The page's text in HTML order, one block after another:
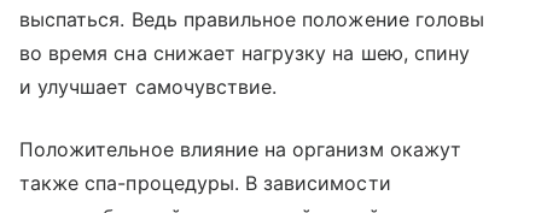
выспаться. Ведь правильное положение головы
во время сна снижает нагрузку на шею, спину
и улучшает самочувствие.
Положительное влияние на организм окажут
также спа-процедуры. В зависимости